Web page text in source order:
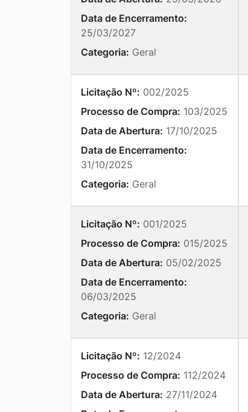
Data de Encerramento:
25/03/2027
Categoria: Geral
Licitação Nº: 002/2025
Processo de Compra: 103/2025
Data de Abertura: 17/10/2025
Data de Encerramento:
31/10/2025
Categoria: Geral
Licitação Nº: 001/2025
Processo de Compra: 015/2025
Data de Abertura: 05/02/2025
Data de Encerramento:
06/03/2025
Categoria: Geral
Licitação Nº: 12/2024
Processo de Compra: 112/2024
Data de Abertura: 27/11/2024